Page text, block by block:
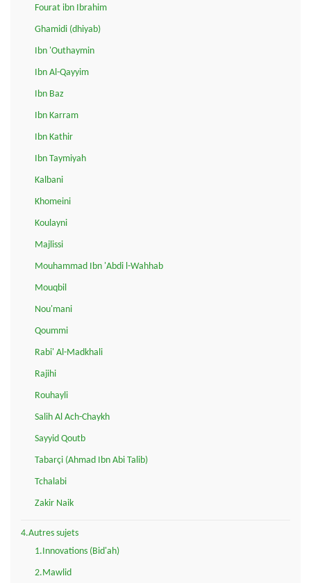
Fourat ibn Ibrahim
Ghamidi (dhiyab)
Ibn 'Outhaymin
Ibn Al-Qayyim
Ibn Baz
Ibn Karram
Ibn Kathir
Ibn Taymiyah
Kalbani
Khomeini
Koulayni
Majlissi
Mouhammad Ibn 'Abdi l-Wahhab
Mouqbil
Nou'mani
Qoummi
Rabi' Al-Madkhali
Rajihi
Rouhayli
Salih Al Ach-Chaykh
Sayyid Qoutb
Tabarçi (Ahmad Ibn Abi Talib)
Tchalabi
Zakir Naik
4.Autres sujets
1.Innovations (Bid'ah)
2.Mawlid